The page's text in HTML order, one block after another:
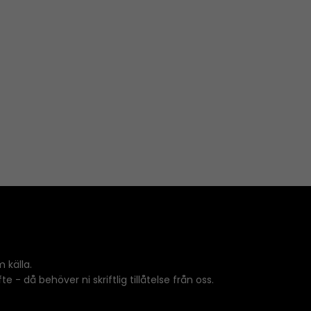
källa.
- då behöver ni skriftlig tillåtelse från oss.